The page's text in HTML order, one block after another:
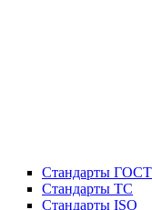
Стандарты ГОСТ
Стандарты ТС
Стандарты ISO